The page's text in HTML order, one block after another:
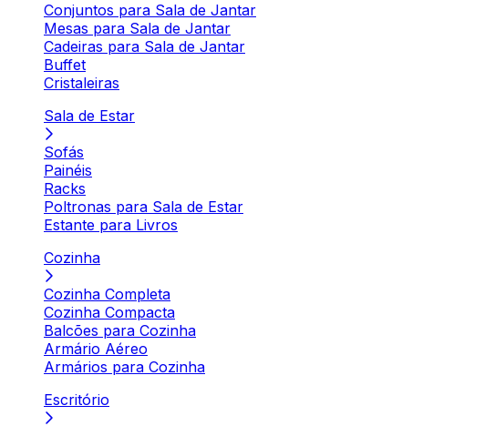
Conjuntos para Sala de Jantar
Mesas para Sala de Jantar
Cadeiras para Sala de Jantar
Buffet
Cristaleiras
Sala de Estar
Sofás
Painéis
Racks
Poltronas para Sala de Estar
Estante para Livros
Cozinha
Cozinha Completa
Cozinha Compacta
Balcões para Cozinha
Armário Aéreo
Armários para Cozinha
Escritório